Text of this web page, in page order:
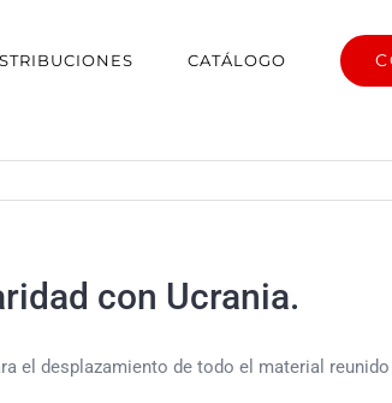
CATÁLOGO
con Ucrania.
el desplazamiento de todo el material